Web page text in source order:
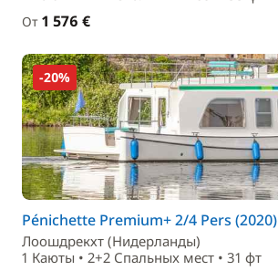
От 1 576 €
-20%
Pénichette Premium+ 2/4 Pers (2020)
Лоошдрекхт (Нидерланды)
1 Каюты • 2+2 Спальныx мест • 31 фт